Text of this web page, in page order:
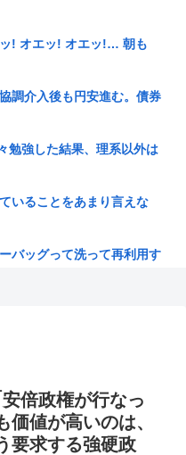
ードを埋め込んでた教授、
変わるwww(※画像あり)
でお金もらえる模様
跡して爆発 ゼレンスキー
。食品消費税減税
ッ! オエッ! オエッ!… 朝も
調介入後も円安進む。債券
勉強した結果、理系以外は
いることをあまり言えな
バッグって洗って再利用す
スポットクーラー化する方
、お前らまだ安い今のうち
倍政権が行なっ
値が高いのは、
要求する強硬政